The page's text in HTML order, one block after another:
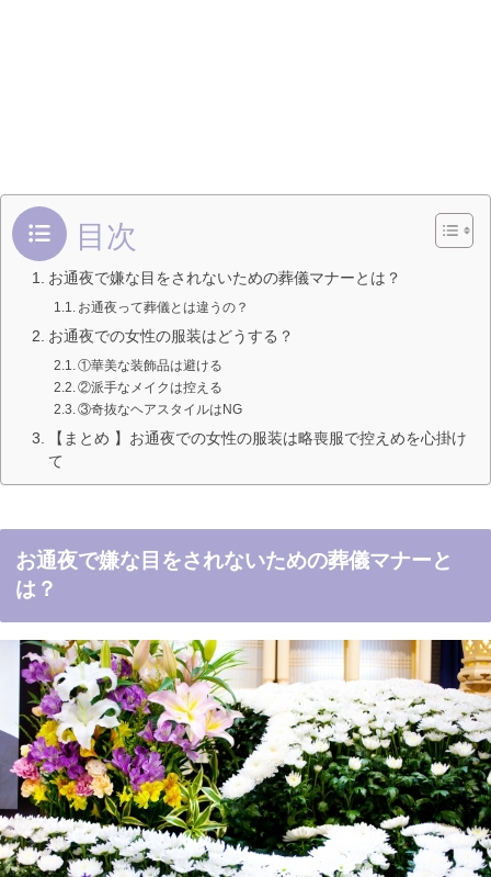
目次
お通夜で嫌な目をされないための葬儀マナーとは？
お通夜って葬儀とは違うの？
お通夜での女性の服装はどうする？
①華美な装飾品は避ける
②派手なメイクは控える
③奇抜なヘアスタイルはNG
【まとめ 】お通夜での女性の服装は略喪服で控えめを心掛け
て
お通夜で嫌な目をされないための葬儀マナーと
は？